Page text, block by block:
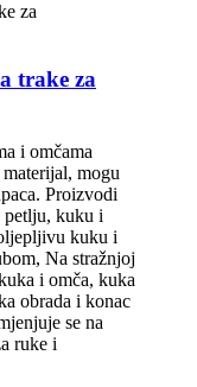
trake za
i omčama
mogu
Proizvodi
petlju, kuku i
kuku i
Na stražnjoj
i omča, kuka
obrada i konac
se na
ruke i